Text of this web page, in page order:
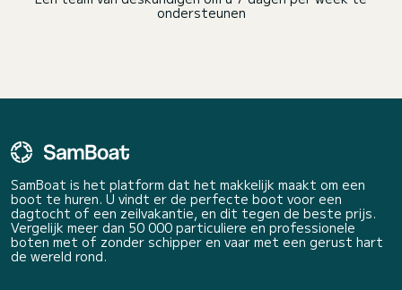
ondersteunen
SamBoat is het platform dat het makkelijk maakt om een
boot te huren. U vindt er de perfecte boot voor een
dagtocht of een zeilvakantie, en dit tegen de beste prijs.
Vergelijk meer dan 50 000 particuliere en professionele
boten met of zonder schipper en vaar met een gerust hart
de wereld rond.